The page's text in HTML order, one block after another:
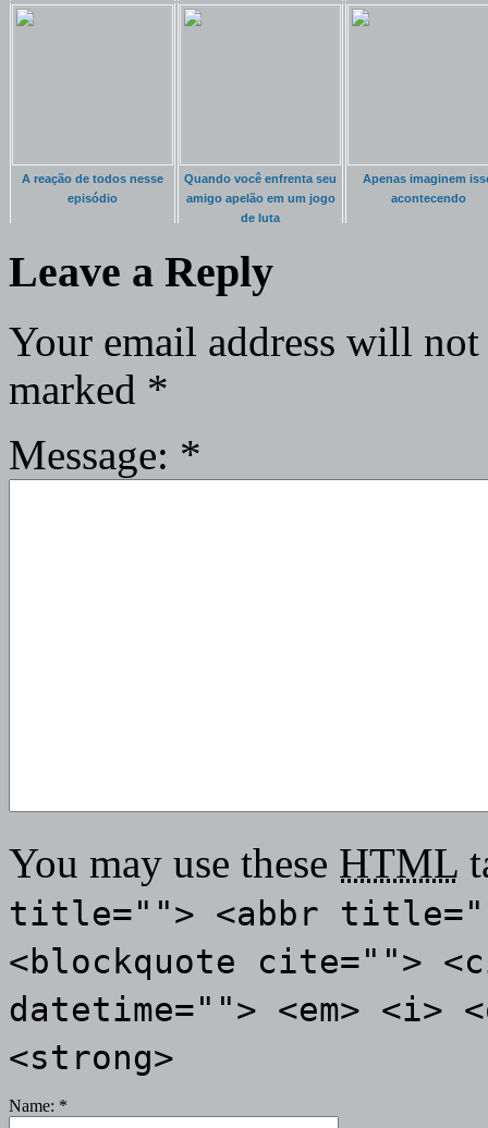
A reação de todos nesse
episódio
Quando você enfrenta seu
amigo apelão em um jogo
de luta
Apenas imaginem
acontecendo
Leave a Reply
Your email address will
marked *
Message: *
You may use these HTML
title=""> <abbr
<blockquote cite="">
datetime=""> <em> <i>
<strong>
Name: *